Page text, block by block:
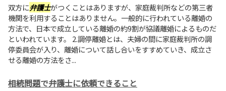
双方に弁護士がつくことはありますが、家庭裁判所などの第三者
機関を利用することはありません。一般的に行われている離婚の
方法で、日本で成立している離婚の約9割が協議離婚によるものだ
といわれています。 2.調停離婚とは、夫婦の間に家庭裁判所の調
停委員会が入り、離婚について話し合いをすすめていき、成立さ
せる離婚の方法をさ...
相続問題で弁護士に依頼できること